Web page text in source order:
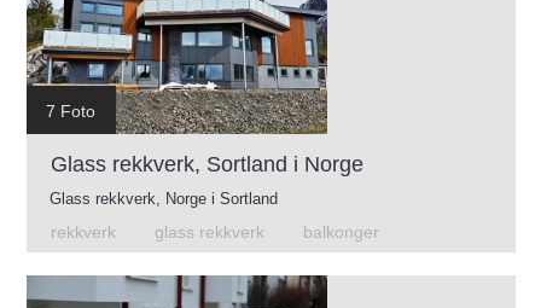
7 Foto
Glass rekkverk, Sortland i Norge
Glass rekkverk, Norge i Sortland
rekkverk
glass rekkverk balkonger